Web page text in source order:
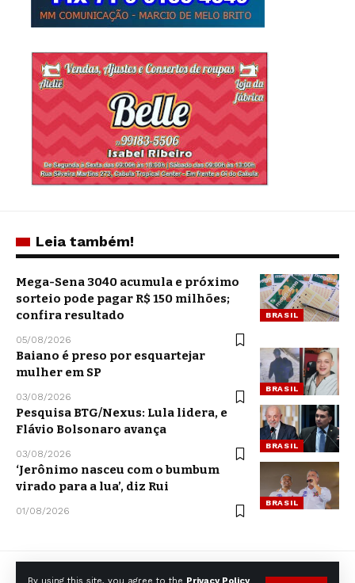
Leia também!
BRASIL
Mega-Sena 3040 acumula e próximo
sorteio pode pagar R$ 150 milhões;
confira resultado
05/08/2026
BRASIL
Baiano é preso por esquartejar
mulher em SP
03/08/2026
BRASIL
Pesquisa BTG/Nexus: Lula lidera, e
Flávio Bolsonaro avança
03/08/2026
BRASIL
‘Jerônimo nasceu com o bumbum
virado para a lua’, diz Rui
01/08/2026